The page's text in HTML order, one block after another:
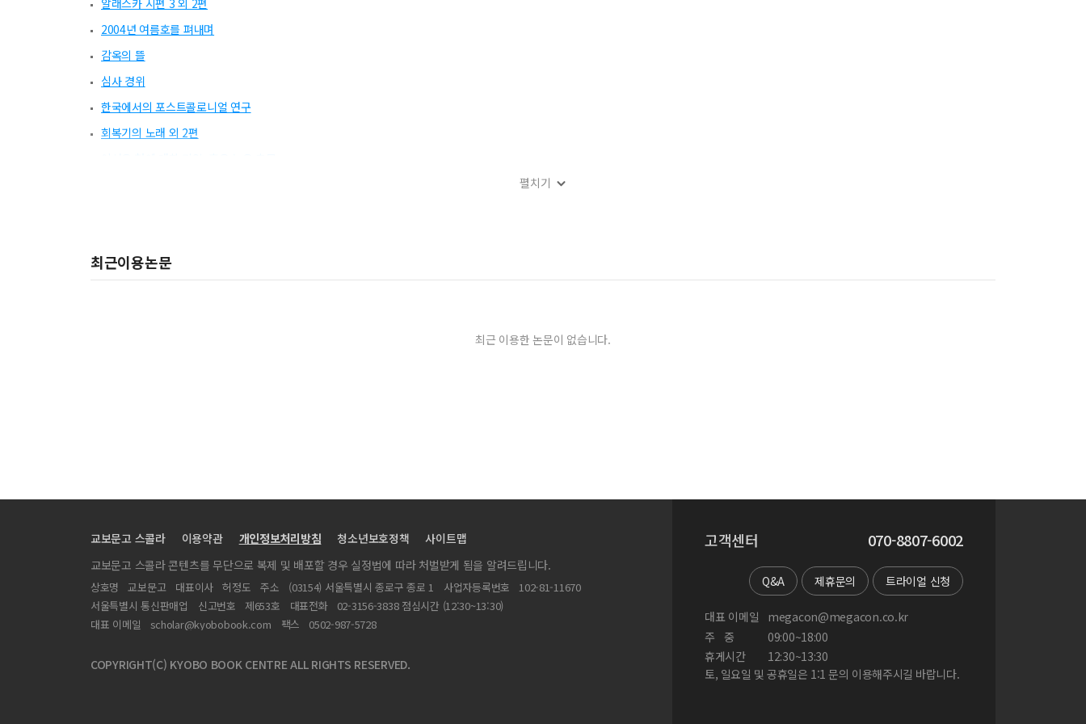
알래스카 시편 3 외 2편
2004년 여름호를 펴내며
감옥의 뜰
심사 경위
한국에서의 포스트콜로니얼 연구
회복기의 노래 외 2편
지구의 텃새 외 2편
풍경과 나
참을 수 없을 만큼 외 2편
러시아 문예학의 기원 탐색
장인의 기율과 냉소의 미학
희미해지는 병에 걸린 남자 외 2편
펼치기
최근이용논문
최근 이용한 논문이 없습니다.
교보문고 스콜라 이용약관 개인정보처리방침 청소년보호정책
사이트맵
교보문고 스콜라 콘텐츠를 무단으로 복제 및 배포할 경우 실정법에 따라 처벌받게 됨을 알려드립니다.
상호명 교보문고 대표이사 허정도 주소 (03154) 서울특별시 종로구 종로 1 사업자등록번호
102-81-11670
서울특별시 통신판매업
신고번호 제653호 대표전화
02-3156-3838 점심시간 (12:30~13:30)
대표 이메일
scholar@kyobobook.com 팩스 0502-987-5728
COPYRIGHT(C) KYOBO BOOK CENTRE ALL RIGHTS RESERVED.
고객센터 070-8807-6002
Q&A 제휴문의 트라이얼 신청
대표 이메일
megacon@megacon.co.kr
주
중
09:00~18:00
휴게시간
12:30~13:30
토, 일요일 및 공휴일은 1:1 문의 이용해주시길 바랍니다.